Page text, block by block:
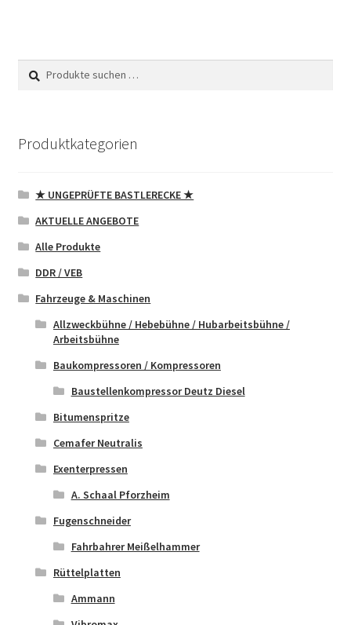
Suchen
nach:
Suchen
Produktkategorien
★ UNGEPRÜFTE BASTLERECKE ★
AKTUELLE ANGEBOTE
Alle Produkte
DDR / VEB
Fahrzeuge & Maschinen
Allzweckbühne / Hebebühne / Hubarbeitsbühne /
Arbeitsbühne
Baukompressoren / Kompressoren
Baustellenkompressor Deutz Diesel
Bitumenspritze
Cemafer Neutralis
Exenterpressen
A. Schaal Pforzheim
Fugenschneider
Fahrbahrer Meißelhammer
Rüttelplatten
Ammann